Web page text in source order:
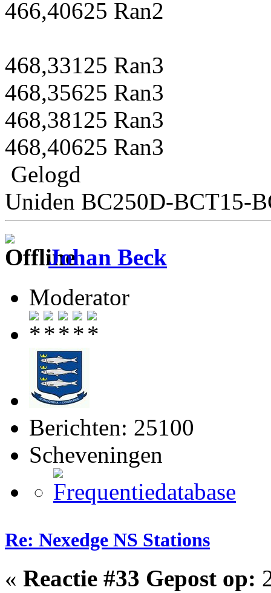
466,40625 Ran2
468,33125 Ran3
468,35625 Ran3
468,38125 Ran3
468,40625 Ran3
Gelogd
Uniden BC250D-BCT15-
Johan Beck
Moderator
Berichten: 25100
Scheveningen
Re: Nexedge NS Stations
« Reactie #33 Gepost op: